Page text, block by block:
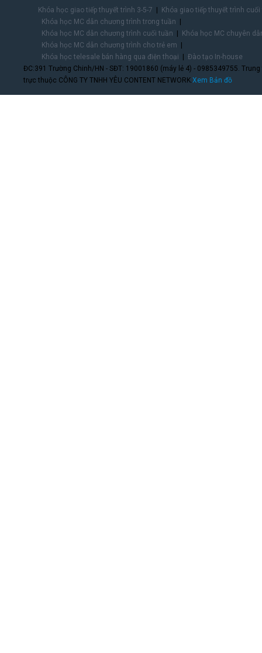
Khóa học giao tiếp thuyết trình 3-5-7
Khóa giao tiếp thuyết trình
Khóa học MC dẫn chương trình trong tuần
Khóa học MC dẫn chương trình cuối tuần
Khóa học MC chuyên
Khóa học MC dẫn chương trình cho trẻ em
Khóa học telesale bán hàng qua điện thoại
Đào tạo In-house
ĐC:391 Trường Chinh/HN - SĐT: 19001860 (máy lẻ 4) - 0985349755.
trực thuộc CÔNG TY TNHH YÊU CONTENT NETWORK.Xem Bản đồ